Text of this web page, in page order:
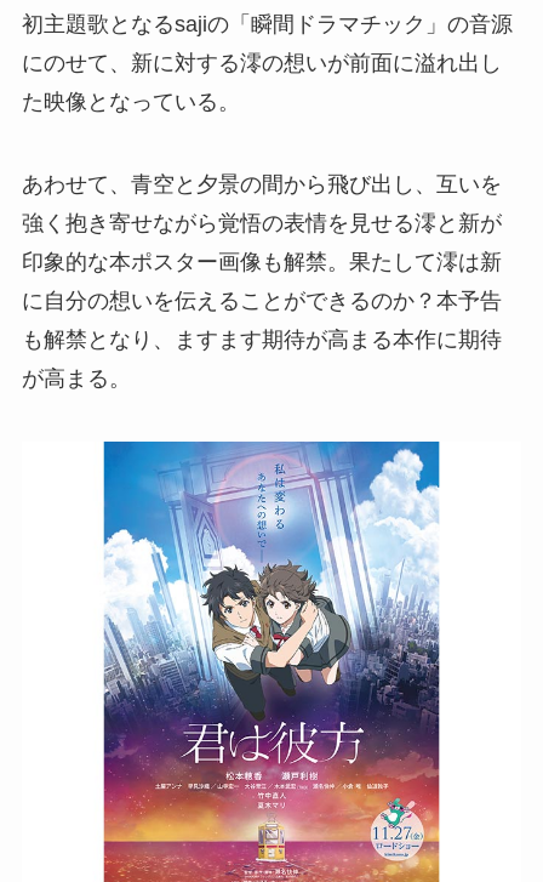
初主題歌となるsajiの「瞬間ドラマチック」の音源
にのせて、新に対する澪の想いが前面に溢れ出し
た映像となっている。
あわせて、青空と夕景の間から飛び出し、互いを
強く抱き寄せながら覚悟の表情を見せる澪と新が
印象的な本ポスター画像も解禁。果たして澪は新
に自分の想いを伝えることができるのか？本予告
も解禁となり、ますます期待が高まる本作に期待
が高まる。